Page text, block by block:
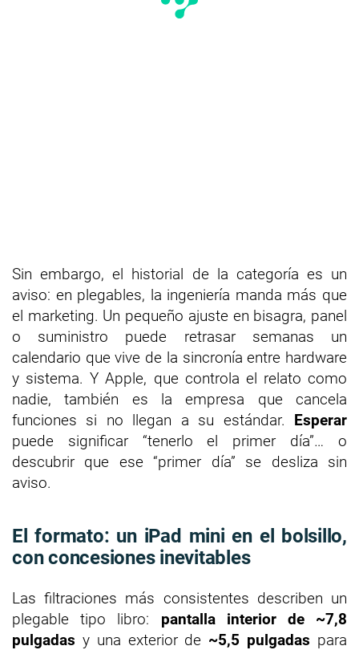
Sin embargo, el historial de la categoría es un
aviso: en plegables, la ingeniería manda más que
el marketing. Un pequeño ajuste en bisagra, panel
o suministro puede retrasar semanas un
calendario que vive de la sincronía entre hardware
y sistema. Y Apple, que controla el relato como
nadie, también es la empresa que cancela
funciones si no llegan a su estándar. Esperar
puede significar “tenerlo el primer día”… o
descubrir que ese “primer día” se desliza sin
aviso.
El formato: un iPad mini en el bolsillo,
con concesiones inevitables
Las filtraciones más consistentes describen un
plegable tipo libro: pantalla interior de ~7,8
pulgadas y una exterior de ~5,5 pulgadas para